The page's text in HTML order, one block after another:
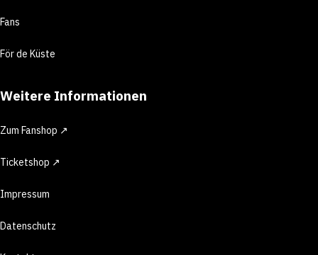
Fans
För de Küste
Weitere Informationen
Zum Fanshop ↗
Ticketshop ↗
Impressum
Datenschutz